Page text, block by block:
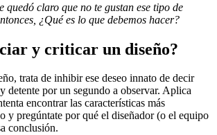
quedó claro que no te gustan ese tipo de
¿Qué es lo que debemos hacer?
y criticar un diseño?
trata de inhibir ese deseo innato de decir
detente por un segundo a observar. Aplica
encontrar las características más
y pregúntate por qué el diseñador (o el equipo
conclusión.